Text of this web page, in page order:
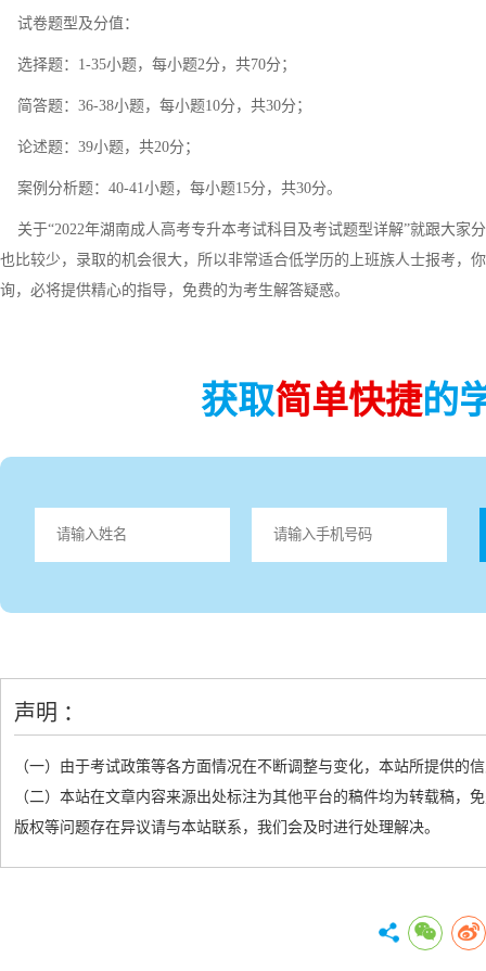
试卷题型及分值：
选择题：1-35小题，每小题2分，共70分；
简答题：36-38小题，每小题10分，共30分；
论述题：39小题，共20分；
案例分析题：40-41小题，每小题15分，共30分。
关于“2022年湖南成人高考专升本考试科目及考试题型详解”就跟大家
也比较少，录取的机会很大，所以非常适合低学历的上班族人士报考，
询，必将提供精心的指导，免费的为考生解答疑惑。
获取简单快捷的
声明 ：
（一）由于考试政策等各方面情况在不断调整与变化，本站所提供的
（二）本站在文章内容来源出处标注为其他平台的稿件均为转载稿
版权等问题存在异议请与本站联系，我们会及时进行处理解决。